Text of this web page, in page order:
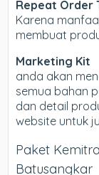
Repeat Order
Karena
membuat
Marketing Kit
anda akan
semua bahan
dan detail
website untuk
Paket
Batusangkar